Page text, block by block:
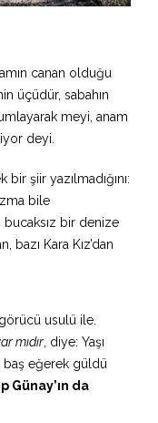
canan olduğu
üçüdür, sabahın
meyi, anam
deyi.
şiir yazılmadığını:
bile
bucaksız bir denize
bazı Kara Kız’dan
usulü ile.
mıdır , diye: Yaşı
baş eğerek güldü
da